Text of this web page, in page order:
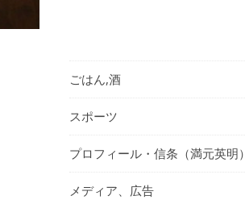
ごはん,酒
スポーツ
プロフィール・信条（満元英明）
メディア、広告